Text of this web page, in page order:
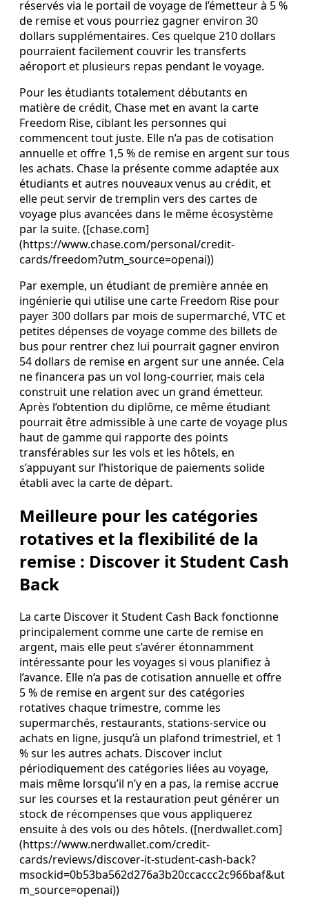
réservés via le portail de voyage de l’émetteur à 5 %
de remise et vous pourriez gagner environ 30
dollars supplémentaires. Ces quelque 210 dollars
pourraient facilement couvrir les transferts
aéroport et plusieurs repas pendant le voyage.
Pour les étudiants totalement débutants en
matière de crédit, Chase met en avant la carte
Freedom Rise, ciblant les personnes qui
commencent tout juste. Elle n’a pas de cotisation
annuelle et offre 1,5 % de remise en argent sur tous
les achats. Chase la présente comme adaptée aux
étudiants et autres nouveaux venus au crédit, et
elle peut servir de tremplin vers des cartes de
voyage plus avancées dans le même écosystème
par la suite. ([chase.com]
(https://www.chase.com/personal/credit-
cards/freedom?utm_source=openai))
Par exemple, un étudiant de première année en
ingénierie qui utilise une carte Freedom Rise pour
payer 300 dollars par mois de supermarché, VTC et
petites dépenses de voyage comme des billets de
bus pour rentrer chez lui pourrait gagner environ
54 dollars de remise en argent sur une année. Cela
ne financera pas un vol long‑courrier, mais cela
construit une relation avec un grand émetteur.
Après l’obtention du diplôme, ce même étudiant
pourrait être admissible à une carte de voyage plus
haut de gamme qui rapporte des points
transférables sur les vols et les hôtels, en
s’appuyant sur l’historique de paiements solide
établi avec la carte de départ.
Meilleure pour les catégories
rotatives et la flexibilité de la
remise : Discover it Student Cash
Back
La carte Discover it Student Cash Back fonctionne
principalement comme une carte de remise en
argent, mais elle peut s’avérer étonnamment
intéressante pour les voyages si vous planifiez à
l’avance. Elle n’a pas de cotisation annuelle et offre
5 % de remise en argent sur des catégories
rotatives chaque trimestre, comme les
supermarchés, restaurants, stations‑service ou
achats en ligne, jusqu’à un plafond trimestriel, et 1
% sur les autres achats. Discover inclut
périodiquement des catégories liées au voyage,
mais même lorsqu’il n’y en a pas, la remise accrue
sur les courses et la restauration peut générer un
stock de récompenses que vous appliquerez
ensuite à des vols ou des hôtels. ([nerdwallet.com]
(https://www.nerdwallet.com/credit-
cards/reviews/discover-it-student-cash-back?
msockid=0b53ba562d276a3b20ccaccc2c966baf&ut
m_source=openai))